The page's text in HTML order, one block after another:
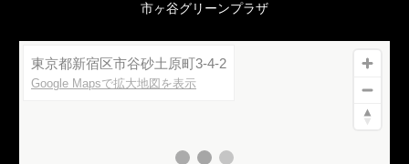
市ヶ谷グリーンプラザ
東京都新宿区市谷砂土原町3-4-2
Google Mapsで拡大地図を表示